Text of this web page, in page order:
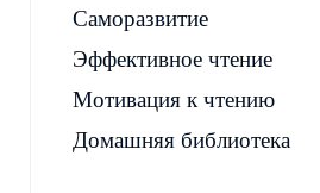
Саморазвитие
Эффективное чтение
Мотивация к чтению
Домашняя библиотека